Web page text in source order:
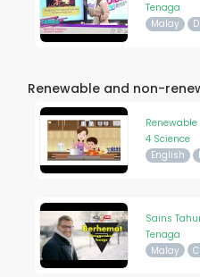
Tenaga
Malay
Renewable and non-
4 Science
English
Sains
Tenaga
Malay